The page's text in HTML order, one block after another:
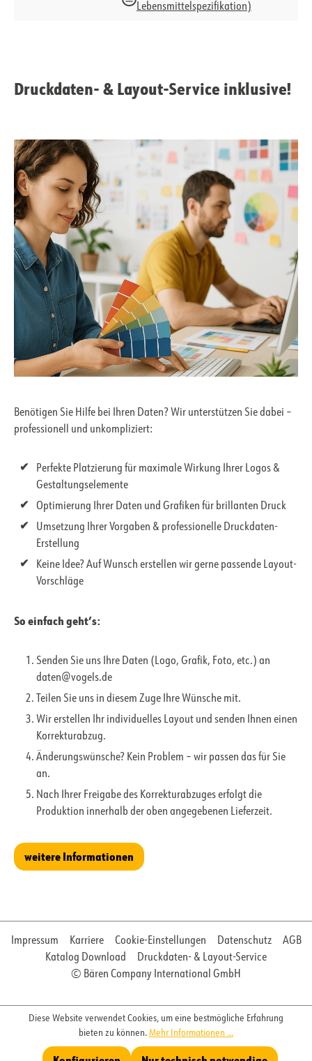
Lebensmittelspezifikation)
Druckdaten- & Layout-Service inklusive!
Benötigen Sie Hilfe bei Ihren Daten? Wir unterstützen Sie dabei –
professionell und unkompliziert:
Perfekte Platzierung für maximale Wirkung Ihrer Logos &
Gestaltungselemente
Optimierung Ihrer Daten und Grafiken für brillanten Druck
Umsetzung Ihrer Vorgaben & professionelle Druckdaten-
Erstellung
Keine Idee? Auf Wunsch erstellen wir gerne passende Layout-
Vorschläge
So einfach geht’s:
Senden Sie uns Ihre Daten (Logo, Grafik, Foto, etc.) an
daten@vogels.de
Teilen Sie uns in diesem Zuge Ihre Wünsche mit.
Wir erstellen Ihr individuelles Layout und senden Ihnen einen
Korrekturabzug.
Änderungswünsche? Kein Problem – wir passen das für Sie
an.
Nach Ihrer Freigabe des Korrekturabzuges erfolgt die
Produktion innerhalb der oben angegebenen Lieferzeit.
weitere Informationen
Impressum Karriere Cookie-Einstellungen Datenschutz
AGB
Katalog Download
Druckdaten- & Layout-Service
© Bären Company International GmbH
Diese Website verwendet Cookies, um eine bestmögliche Erfahrung
bieten zu können. Mehr Informationen ...